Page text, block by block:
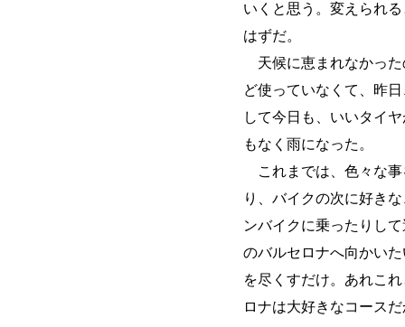
いくと思う。変えられ
はずだ。
天候に恵まれなかった
ど使っていなくて、昨
して今日も、いいタイ
もなく雨になった。
これまでは、色々な事
り、バイクの次に好き
ンバイクに乗ったりし
のバルセロナへ向かい
を尽くすだけ。あれこ
ロナは大好きなコース